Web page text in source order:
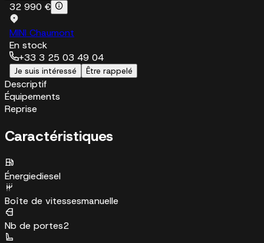
32 990 €
MINI Chaumont
En stock
+33 3 25 03 49 04
Je suis intéressé Être rappelé
Descriptif
Équipements
Reprise
Caractéristiques
Énergiediesel
Boîte de vitessesmanuelle
Nb de portes2